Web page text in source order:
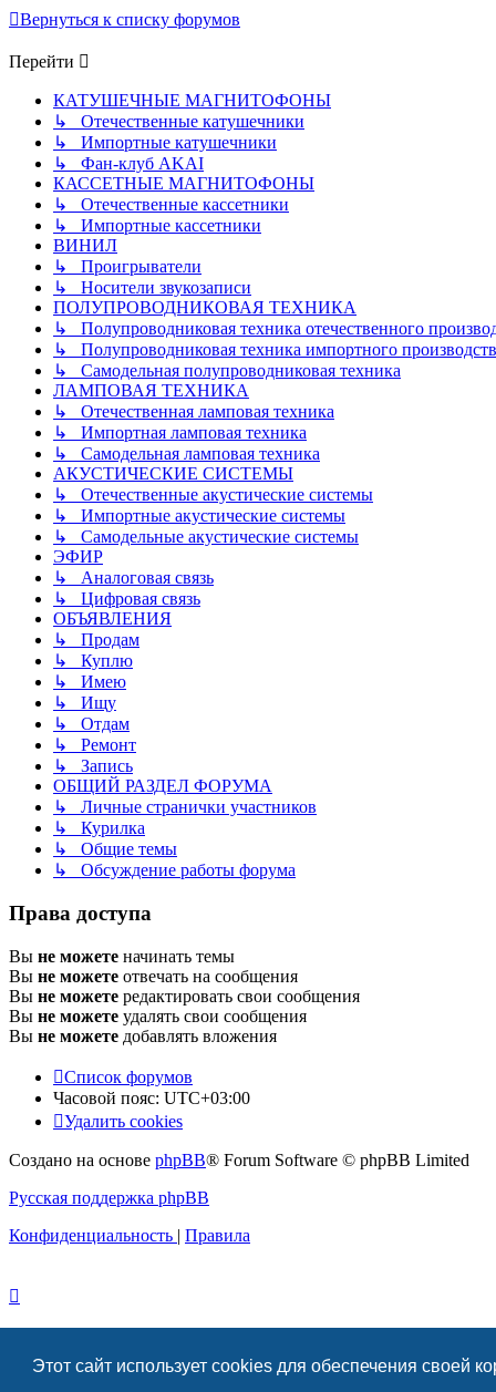
Этот сайт использует cookies для обеспечения своей
Вернуться к списку форумов
Перейти
КАТУШЕЧНЫЕ МАГНИТОФОНЫ
↳ Отечественные катушечники
↳ Импортные катушечники
↳ Фан-клуб AKAI
КАССЕТНЫЕ МАГНИТОФОНЫ
↳ Отечественные кассетники
↳ Импортные кассетники
ВИНИЛ
↳ Проигрыватели
↳ Носители звукозаписи
ПОЛУПРОВОДНИКОВАЯ ТЕХНИКА
↳ Полупроводниковая техника отечественного
↳ Полупроводниковая техника импортного
↳ Самодельная полупроводниковая техника
ЛАМПОВАЯ ТЕХНИКА
↳ Отечественная ламповая техника
↳ Импортная ламповая техника
↳ Самодельная ламповая техника
АКУСТИЧЕСКИЕ СИСТЕМЫ
↳ Отечественные акустические системы
↳ Импортные акустические системы
↳ Самодельные акустические системы
ЭФИР
↳ Аналоговая связь
↳ Цифровая связь
ОБЪЯВЛЕНИЯ
↳ Продам
↳ Куплю
↳ Имею
↳ Ищу
↳ Отдам
↳ Ремонт
↳ Запись
ОБЩИЙ РАЗДЕЛ ФОРУМА
↳ Личные странички участников
↳ Курилка
↳ Общие темы
↳ Обсуждение работы форума
Права доступа
Вы не можете начинать темы
Вы не можете отвечать на сообщения
Вы не можете редактировать свои сообщения
Вы не можете удалять свои сообщения
Вы не можете добавлять вложения
Список форумов
Часовой пояс: UTC+03:00
Удалить cookies
Создано на основе phpBB® Forum Software © phpBB Limited
Русская поддержка phpBB
Конфиденциальность | Правила